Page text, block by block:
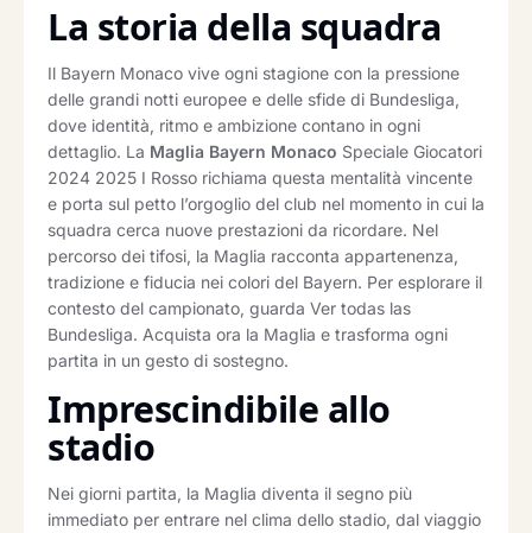
La storia della squadra
Il Bayern Monaco vive ogni stagione con la pressione
delle grandi notti europee e delle sfide di Bundesliga,
dove identità, ritmo e ambizione contano in ogni
dettaglio. La Maglia Bayern Monaco Speciale Giocatori
2024 2025 I Rosso richiama questa mentalità vincente
e porta sul petto l’orgoglio del club nel momento in cui la
squadra cerca nuove prestazioni da ricordare. Nel
percorso dei tifosi, la Maglia racconta appartenenza,
tradizione e fiducia nei colori del Bayern. Per esplorare il
contesto del campionato, guarda Ver todas las
Bundesliga. Acquista ora la Maglia e trasforma ogni
partita in un gesto di sostegno.
Imprescindibile allo
stadio
Nei giorni partita, la Maglia diventa il segno più
immediato per entrare nel clima dello stadio, dal viaggio